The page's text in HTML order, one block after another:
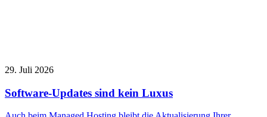
29. Juli 2026
Software-Updates sind kein Luxus